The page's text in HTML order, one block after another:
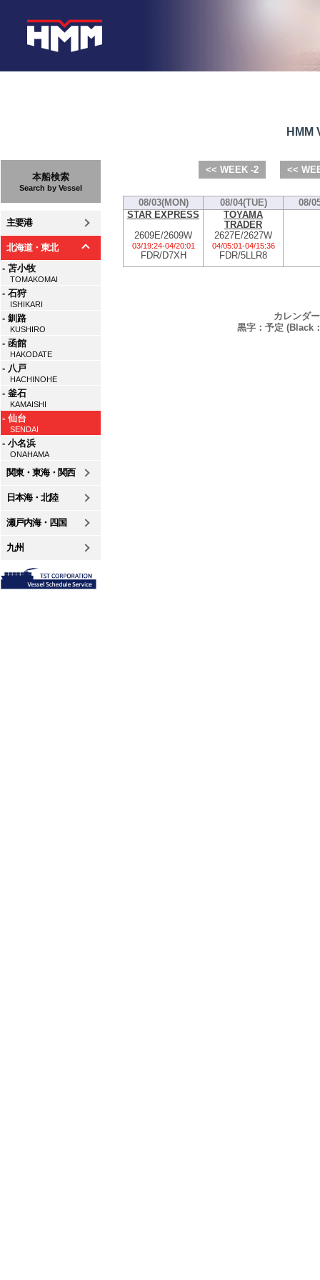
本船検索
Search by Vessel
主要港
北海道・東北
- 苫小牧
TOMAKOMAI
- 石狩
ISHIKARI
- 釧路
KUSHIRO
- 函館
HAKODATE
- 八戸
HACHINOHE
- 釜石
KAMAISHI
- 仙台
SENDAI
- 小名浜
ONAHAMA
関東・東海・関西
日本海・北陸
瀬戸内海・四国
九州
HMM
<< WEEK -2 <<
08/03(MON) 08/04(TUE)
08/
STAR EXPRESS
2609E/2609W
03/19:24-04/20:01
FDR/D7XH
TOYAMA
TRADER
2627E/2627W
04/05:01-04/15:36
FDR/5LLR8
カレンダ
黒字：予定